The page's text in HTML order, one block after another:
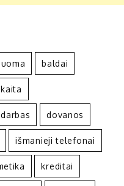
baldai
darbas dovanos
išmanieji telefonai
kreditai